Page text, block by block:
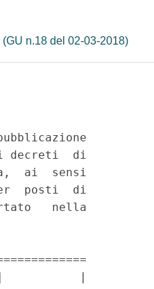
(GU n.18 del 02-03-2018)